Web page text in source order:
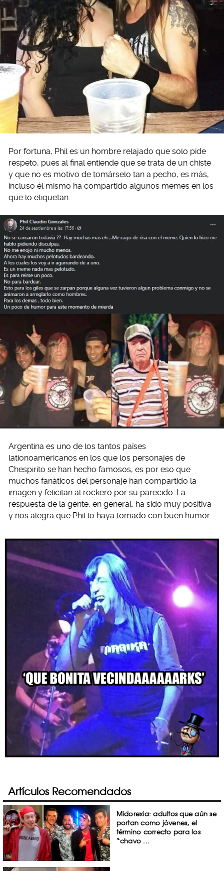
Por fortuna, Phil es un hombre relajado que solo pide
respeto, pues al final entiende que se trata de un chiste
y que no es motivo de tomárselo tan a pecho, es más,
incluso él mismo ha compartido algunos memes en los
que lo etiquetan.
Argentina es uno de los tantos países
lationoamericanos en los que los personajes de
Chespirito se han hecho famosos, es por eso que
muchos fanáticos del personaje han compartido la
imagen y felicitan al rockero por su parecido. La
respuesta de la gente, en general, ha sido muy positiva
y nos alegra que Phil lo haya tomado con buen humor.
Artículos Recomendados
Midorexia: adultos que aún se
portan como jóvenes, el
término correcto para los
“chavo ...